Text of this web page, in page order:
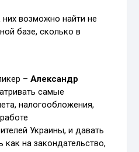
возможно найти не
базе, сколько в
–Александр
самые
налогообложения,
Украины, и давать
как на закондательство,